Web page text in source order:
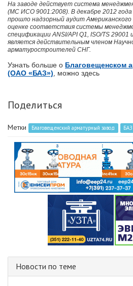
На заводе действует система
(МС ИСО 9001:2008). В декабре 2012
прошло надзорный аудит
оценке соответствия системы
спецификации ANSI/API Q1, ISO/TS
является действительным членом
арматуростроителей СНГ.
Узнать больше о Благовещенском
(ОАО «БАЗ»), можно здесь
Поделиться
Метки Благовещенский арматурный завод БАЗ
Новости по теме